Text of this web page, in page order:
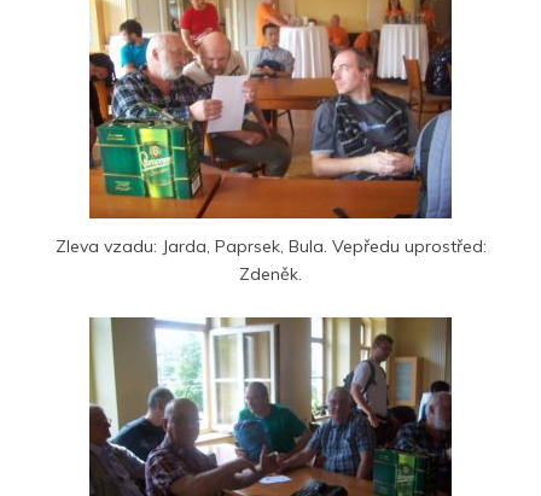
Zleva vzadu: Jarda, Paprsek, Bula. Vepředu uprostřed:
Zdeněk.